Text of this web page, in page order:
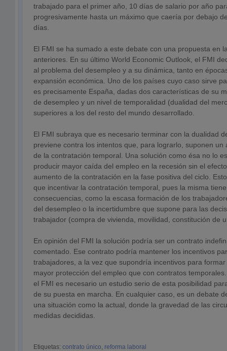
trabajado para el primer año, 10 días de salario por año
progresivamente hasta un máximo que caería por debajo
días.
El FMI se ha sumado a este debate con una propuesta en
anteriores. En su último World Economic Outlook, el FMI
al problema del desempleo y a su dinámica, tanto en
expansión económica. Uno de los países cuyo caso sirve
es precisamente España, dadas dos características de su
de desempleo y un nivel de temporalidad (dualidad del
superiores a los del resto del mundo desarrollado.
El FMI subraya que es necesario terminar con la dualidad
previene contra los intentos que, para lograrlo, suponen un
de la contratación temporal. Una solución como ésa no lo
producir mayor caída del empleo en la recesión sin el
aumento de la contratación en la fase positiva del ciclo.
que incentivar la contratación temporal, pues la misma
consecuencias, como la escasa formación de los
del desempleo o la incertidumbre que supone para las
trabajador (compra de vivienda, movilidad, constitución de
En opinión del FMI la solución podría ser un contrato
comentado. Ese contrato podría mantener los incentivos
trabajadores, a la vez que supondría incentivos para
mayor protección del empleo que con contratos
el FMI es necesario un estudio serio de esta posibilidad
de su puesta en marcha. En cualquier caso, es un debate
una situación como la actual, donde la gravedad de las
medidas decididas.
Etiquetas: contrato único, reforma laboral